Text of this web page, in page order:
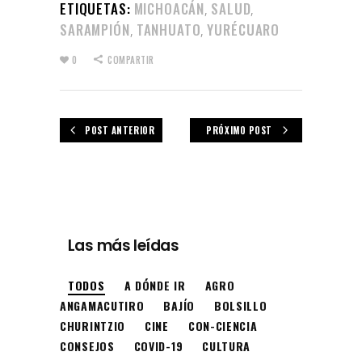
ETIQUETAS: MICHOACÁN, SALUD,
SARAMPIÓN, TANHUATO, YURÉCUARO
0 COMPARTIR
POST ANTERIOR PRÓXIMO POST
Las más leídas
TODOS A DÓNDE IR
AGRO
ANGAMACUTIRO
BAJÍO
BOLSILLO
CHURINTZIO
CINE
CON-CIENCIA
CONSEJOS
COVID-19
CULTURA